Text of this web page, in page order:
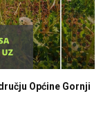
Općine Gornji